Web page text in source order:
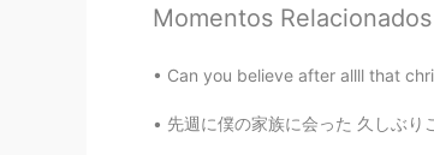
Twinkle
Momentos Relacionados
Can you believe after allll that
先週に僕の家族に会った 久しぶりこの家族に会ったから幸せにな